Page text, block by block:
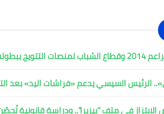
المستقبل العربي
الرئيس السيسي يدعم «فراشات اليد» بعد
الابتزاز في ملف "بيزيرا".. ودراسة قانونية